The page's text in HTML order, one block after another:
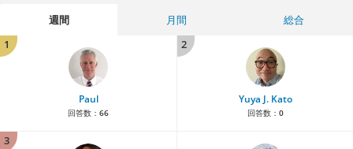
週間 月間
総合
1
Paul
回答数： 66
2
Yuya J. Kato
回答数： 0
3